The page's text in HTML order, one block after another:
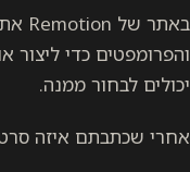
באתר של Remotion אתם יכולים למצוא
והפרומפטים כדי ליצור
יכולים לבחור ממנה.
אחרי שכתבתם איזה